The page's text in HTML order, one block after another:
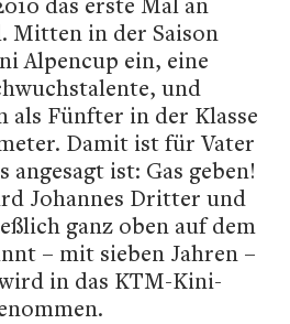
Mitten in der Saison
Alpencup ein, eine
und
als Fünfter in der Klasse
Damit ist für Vater
angesagt ist: Gas geben!
Johannes Dritter und
ganz oben auf dem
– mit sieben Jahren –
in das KTM-Kini-